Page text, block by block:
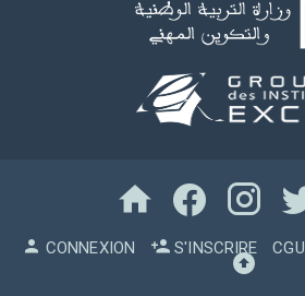
CONNEXION S'INSCRIRE CGU